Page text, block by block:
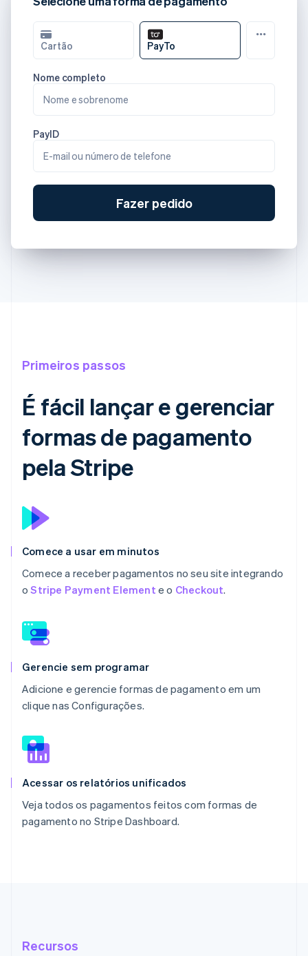
Cartão PayTo
Nome completo
Nome e sobrenome
PayID
E-mail ou número de telefone
Fazer pedido
Primeiros passos
É fácil lançar e gerenciar
formas de pagamento
pela Stripe
Comece a usar em minutos
Comece a receber pagamentos no seu site integrando
oStripe Payment Element e o Checkout.
Gerencie sem programar
Adicione e gerencie formas de pagamento em um
clique nas Configurações.
Acessar os relatórios unificados
Veja todos os pagamentos feitos com formas de
pagamento no Stripe Dashboard.
Recursos